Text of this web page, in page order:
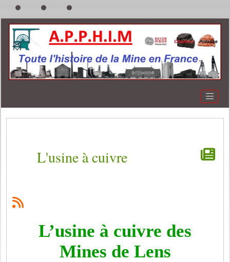
L'usine à cuivre
L’usine à cuivre des
Mines de Lens